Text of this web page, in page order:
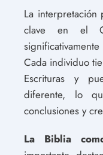
La
clave en el
Cada individuo
Escrituras y
diferente, lo
conclusiones y
La Biblia